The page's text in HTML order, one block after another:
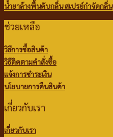
น้ำยาล้างพื้นดับกลิ่นสเปรย์กำจัดกลิ่น
ช่วยเหลือ
วิธีการซื้อสินค้า
วิธีติดตามคำสั่งซื้อ
แจ้งการชำระเงิน
นโยบายการคืนสินค้า
เกี่ยวกับเรา
เกี่ยวกับเรา